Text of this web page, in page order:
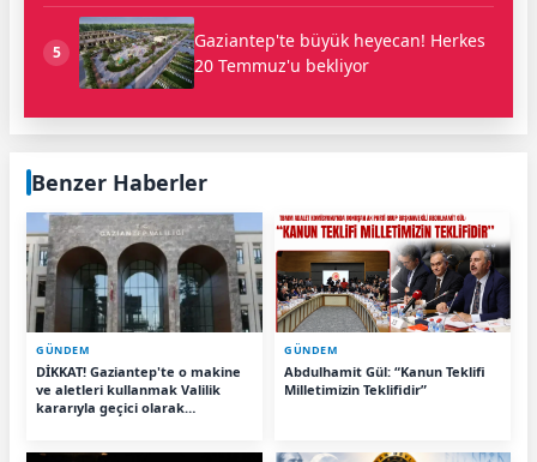
5
Gaziantep'te büyük heyecan! Herkes
20 Temmuz'u bekliyor
Benzer Haberler
GÜNDEM
DİKKAT! Gaziantep'te o makine
ve aletleri kullanmak Valilik
kararıyla geçici olarak
GÜNDEM
Abdulhamit Gül: “Kanun Teklifi
Milletimizin Teklifidir”